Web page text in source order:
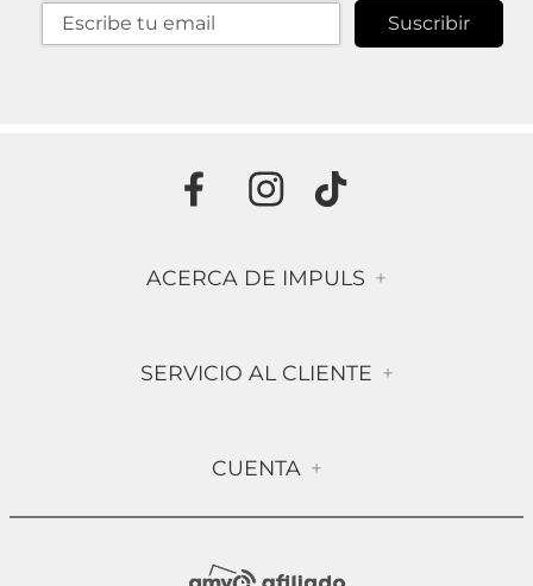
Suscribir
ACERCA DE IMPULS +
Contáctanos
Compra Segura
SERVICIO AL CLIENTE +
Política de Devolución
CUENTA +